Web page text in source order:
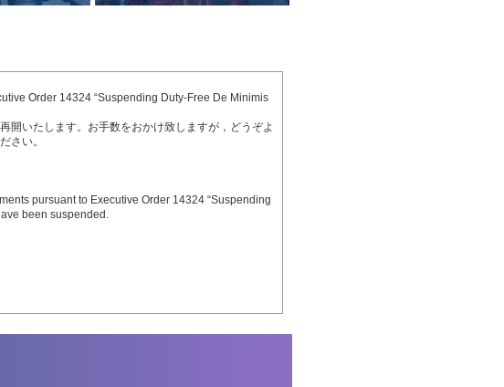
Order 14324 “Suspending Duty-Free De Minimis
開いたします。お手数をおかけ致しますが，どうぞよ
さい。
pursuant to Executive Order 14324 “Suspending
been suspended.